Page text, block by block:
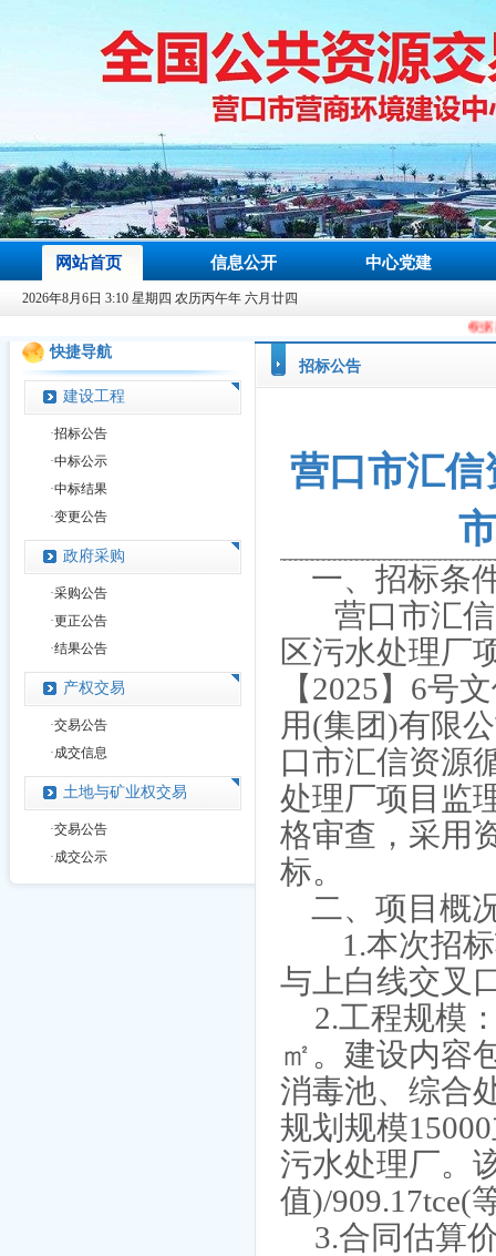
网站首页 信息公开 中心党建
2026年8月6日 3:10 星期四 农历丙午年 六月廿四
根据政府信息
快捷导航
建设工程
·招标公告
·中标公示
·中标结果
·变更公告
政府采购
·采购公告
·更正公告
·结果公告
产权交易
·交易公告
·成交信息
土地与矿业权交易
·交易公告
·成交公示
招标公告
营口市汇
一、招标条
营口市汇
区污水处理厂
【2025】6号
用(集团)有限
口市汇信资源
处理厂项目 监
格审查，采用
标。
二、项目概
1.本次招
与上白线交叉
2.工程规模
㎡。建设内容
消毒池、综合
规划规模
污水处理厂。
值)/909.17tce(
3.合同估算